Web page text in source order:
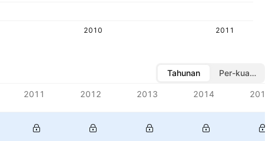
2010
2011
Tahunan
Per-kuartal
2011 2012 2013 2014 2015